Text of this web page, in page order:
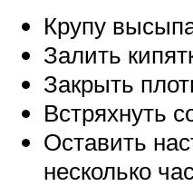
Крупу
Залить
Закрыть
Встряхнуть
Оставить
несколько